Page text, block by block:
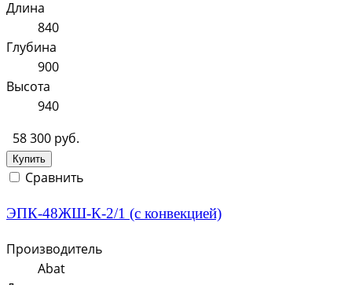
Длина
840
Глубина
900
Высота
940
58 300 руб.
Купить
Сравнить
ЭПК-48ЖШ-К-2/1 (с конвекцией)
Производитель
Abat